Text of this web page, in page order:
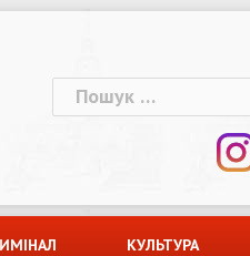
Пошук:
КУЛЬТУРА